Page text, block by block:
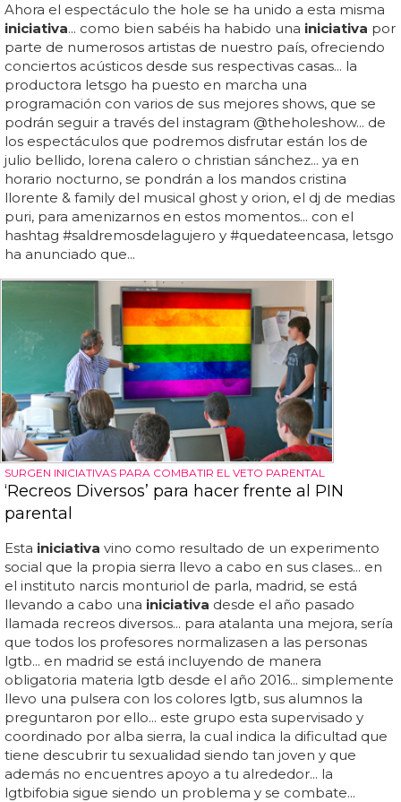
Ahora el espectáculo the hole se ha unido a esta misma
iniciativa... como bien sabéis ha habido una iniciativa por
parte de numerosos artistas de nuestro país, ofreciendo
conciertos acústicos desde sus respectivas casas... la
productora letsgo ha puesto en marcha una
programación con varios de sus mejores shows, que se
podrán seguir a través del instagram @theholeshow... de
los espectáculos que podremos disfrutar están los de
julio bellido, lorena calero o christian sánchez... ya en
horario nocturno, se pondrán a los mandos cristina
llorente & family del musical ghost y orion, el dj de medias
puri, para amenizarnos en estos momentos... con el
hashtag #saldremosdelagujero y #quedateencasa, letsgo
ha anunciado que...
SURGEN INICIATIVAS PARA COMBATIR EL VETO PARENTAL
‘Recreos Diversos’ para hacer frente al PIN
parental
Esta iniciativa vino como resultado de un experimento
social que la propia sierra llevo a cabo en sus clases... en
el instituto narcis monturiol de parla, madrid, se está
llevando a cabo una iniciativa desde el año pasado
llamada recreos diversos... para atalanta una mejora, sería
que todos los profesores normalizasen a las personas
lgtb... en madrid se está incluyendo de manera
obligatoria materia lgtb desde el año 2016... simplemente
llevo una pulsera con los colores lgtb, sus alumnos la
preguntaron por ello... este grupo esta supervisado y
coordinado por alba sierra, la cual indica la dificultad que
tiene descubrir tu sexualidad siendo tan joven y que
además no encuentres apoyo a tu alrededor... la
lgtbifobia sigue siendo un problema y se combate...